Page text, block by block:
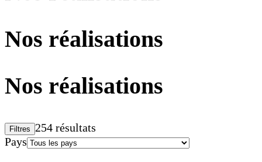
Nos réalisations
Nos réalisations
Filtres
254 résultats
Pays